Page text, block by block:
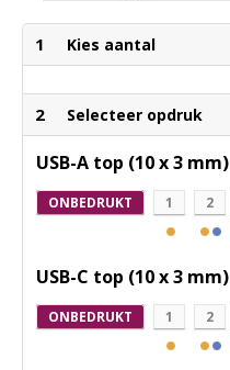
1 Kies aantal
2 Selecteer opdruk
USB-A top (10 x 3 mm)
ONBEDRUKT 1 2
USB-C top (10 x 3 mm)
ONBEDRUKT 1 2